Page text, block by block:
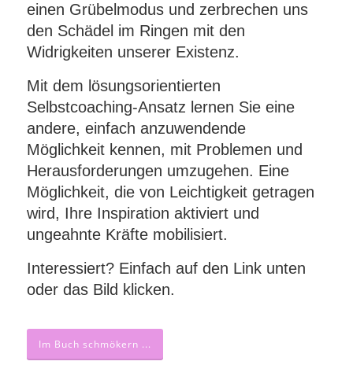
einen Grübelmodus und zerbrechen uns
den Schädel im Ringen mit den
Widrigkeiten unserer Existenz.
Mit dem lösungsorientierten
Selbstcoaching-Ansatz lernen Sie eine
andere, einfach anzuwendende
Möglichkeit kennen, mit Problemen und
Herausforderungen umzugehen. Eine
Möglichkeit, die von Leichtigkeit getragen
wird, Ihre Inspiration aktiviert und
ungeahnte Kräfte mobilisiert.
Interessiert? Einfach auf den Link unten
oder das Bild klicken.
Im Buch schmökern ...